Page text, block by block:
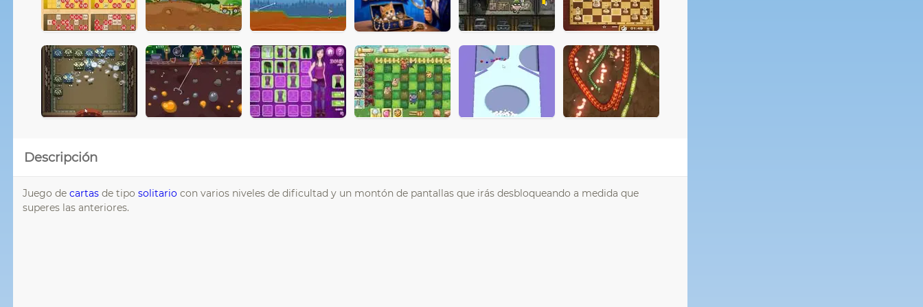
Descripción
Juego de cartas de tipo solitario con varios niveles de dificultad y un montón de pantallas que irás desbloqueando a medida que
superes las anteriores.